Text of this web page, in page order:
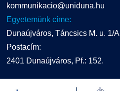
kommunikacio@uniduna.hu
Egyetemünk címe:
Dunaújváros, Táncsics M. u. 1/A
Postacím:
2401 Dunaújváros, Pf.: 152.